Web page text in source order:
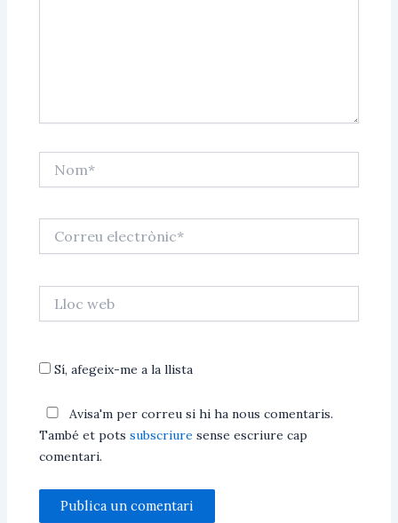
electrònic*
web
Sí, afegeix-me a la llista
Avisa'm per correu si hi ha nous comentaris.
També et potssubscriure sense escriure cap
comentari.